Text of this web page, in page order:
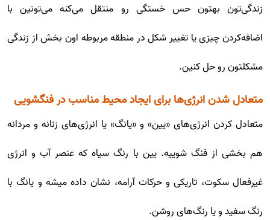
زندگی‌تون بهتون حس خستگی رو منتقل می‌کنه می‌تونین با
اضافه‌کردن چیزی یا تغییر شکل در منطقه مربوطه اون بخش از زندگی
مشکلتون رو حل کنین.
متعادل شدن انرژی‌ها برای ایجاد محیط مناسب در فنگشویی
متعادل کردن انرژی‌های «یین» و «یانگ» یا انرژی‌های زنانه و مردانه
هم بخشی از فنگ شوییه. یین با رنگ سیاه که عنصر آب و انرژی
غیرفعال سکوت، تاریکی و حرکات آرامه، نشان داده میشه و یانگ با
رنگ سفید و یا رنگ‌های روشن.